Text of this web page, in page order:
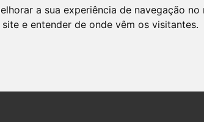
a sua experiência de navegação
e entender de onde vêm os visitantes.
/ CARTILHAS